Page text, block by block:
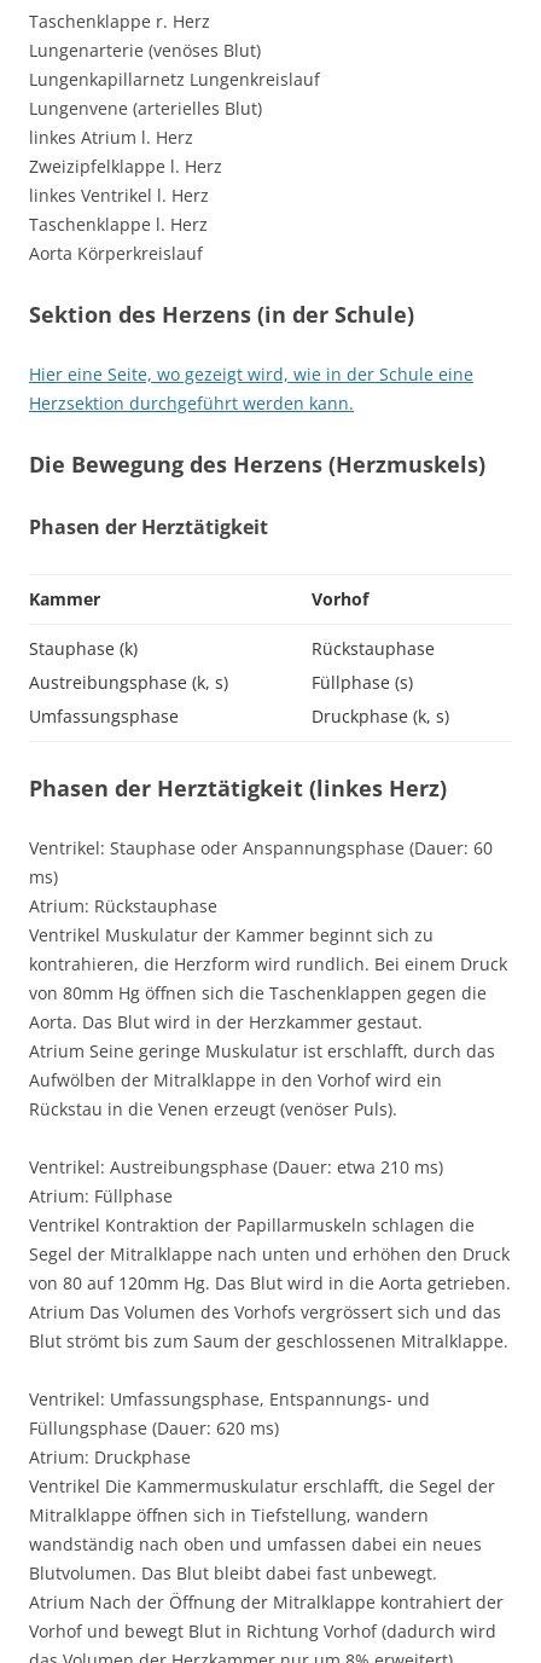
Taschenklappe r. Herz
Lungenarterie (venöses Blut)
Lungenkapillarnetz Lungenkreislauf
Lungenvene (arterielles Blut)
linkes Atrium l. Herz
Zweizipfelklappe l. Herz
linkes Ventrikel l. Herz
Taschenklappe l. Herz
Aorta Körperkreislauf
Sektion des Herzens (in der Schule)
Hier eine Seite, wo gezeigt wird, wie in der Schule eine
Herzsektion durchgeführt werden kann.
Die Bewegung des Herzens (Herzmuskels)
Phasen der Herztätigkeit
Kammer Vorhof
Stauphase (k)
Austreibungsphase (k, s)
Umfassungsphase
Rückstauphase
Füllphase (s)
Druckphase (k, s)
Phasen der Herztätigkeit (linkes Herz)
Ventrikel: Stauphase oder Anspannungsphase (Dauer: 60
ms)
Atrium: Rückstauphase
Ventrikel Muskulatur der Kammer beginnt sich zu
kontrahieren, die Herzform wird rundlich. Bei einem Druck
von 80mm Hg öffnen sich die Taschenklappen gegen die
Aorta. Das Blut wird in der Herzkammer gestaut.
Atrium Seine geringe Muskulatur ist erschlafft, durch das
Aufwölben der Mitralklappe in den Vorhof wird ein
Rückstau in die Venen erzeugt (venöser Puls).
Ventrikel: Austreibungsphase (Dauer: etwa 210 ms)
Atrium: Füllphase
Ventrikel Kontraktion der Papillarmuskeln schlagen die
Segel der Mitralklappe nach unten und erhöhen den Druck
von 80 auf 120mm Hg. Das Blut wird in die Aorta getrieben.
Atrium Das Volumen des Vorhofs vergrössert sich und das
Blut strömt bis zum Saum der geschlossenen Mitralklappe.
Ventrikel: Umfassungsphase, Entspannungs- und
Füllungsphase (Dauer: 620 ms)
Atrium: Druckphase
Ventrikel Die Kammermuskulatur erschlafft, die Segel der
Mitralklappe öffnen sich in Tiefstellung, wandern
wandständig nach oben und umfassen dabei ein neues
Blutvolumen. Das Blut bleibt dabei fast unbewegt.
Atrium Nach der Öffnung der Mitralklappe kontrahiert der
Vorhof und bewegt Blut in Richtung Vorhof (dadurch wird